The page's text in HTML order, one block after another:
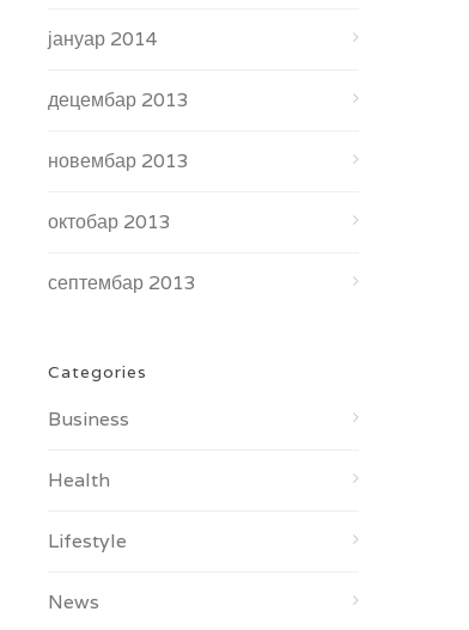
јануар 2014
децембар 2013
новембар 2013
октобар 2013
септембар 2013
Categories
Business
Health
Lifestyle
News